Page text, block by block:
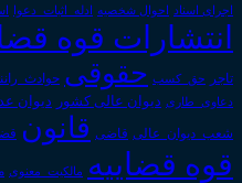
اجرای اسناد احوال شخصیه ادله_اثبات_دعوا
انتشارات قوه
تاجر حق_کسب حقوقی
دعاوی_طاری دیوان عالی کشور دیوان
شعب_دیوان_عالی قاضی قانون
قوه قضاییه مالکیت_معنوی